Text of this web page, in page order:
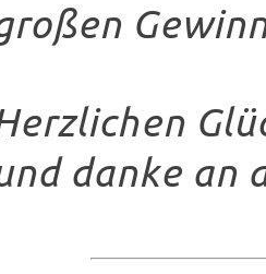
danke an